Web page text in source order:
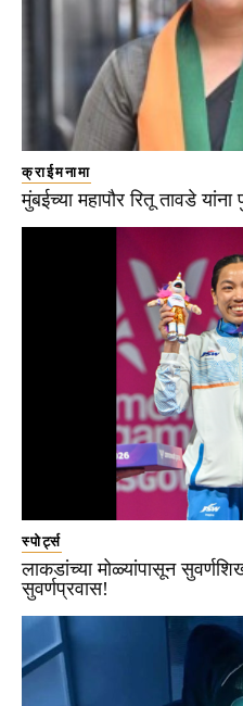
क्राईमनामा
मुंबईच्या महापौर रितू तावडे यांना
स्पोर्ट्स
लाकडांच्या मोळ्यांपासून
सुवर्णप्रवास!